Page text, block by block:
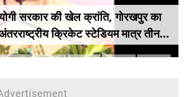
सरकार की खेल क्रांति, गोरखपुर का
क्रिकेट स्टेडियम मात्र तीन
में लगभग 20% तैयार